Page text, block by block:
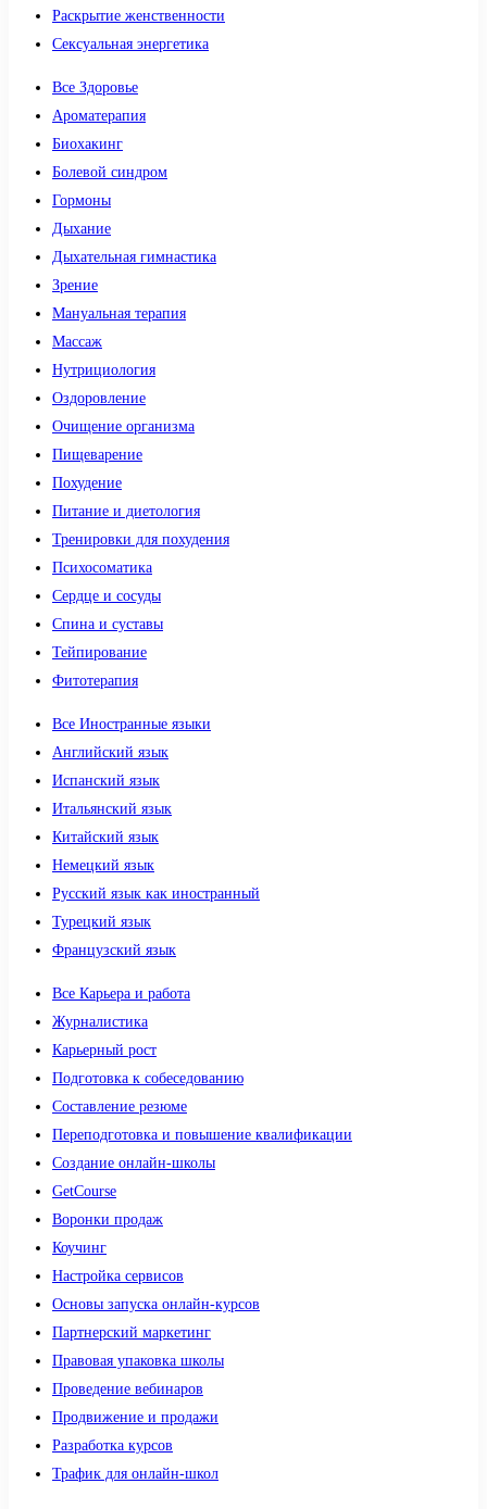
Раскрытие женственности
Сексуальная энергетика
Все Здоровье
Ароматерапия
Биохакинг
Болевой синдром
Гормоны
Дыхание
Дыхательная гимнастика
Зрение
Мануальная терапия
Массаж
Нутрициология
Оздоровление
Очищение организма
Пищеварение
Похудение
Питание и диетология
Тренировки для похудения
Психосоматика
Сердце и сосуды
Спина и суставы
Тейпирование
Фитотерапия
Все Иностранные языки
Английский язык
Испанский язык
Итальянский язык
Китайский язык
Немецкий язык
Русский язык как иностранный
Турецкий язык
Французский язык
Все Карьера и работа
Журналистика
Карьерный рост
Подготовка к собеседованию
Составление резюме
Переподготовка и повышение квалификации
Создание онлайн-школы
GetCourse
Воронки продаж
Коучинг
Настройка сервисов
Основы запуска онлайн-курсов
Партнерский маркетинг
Правовая упаковка школы
Проведение вебинаров
Продвижение и продажи
Разработка курсов
Трафик для онлайн-школ